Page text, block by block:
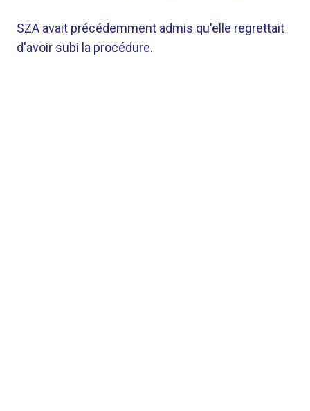
SZA avait précédemment admis qu'elle regrettait
d'avoir subi la procédure.